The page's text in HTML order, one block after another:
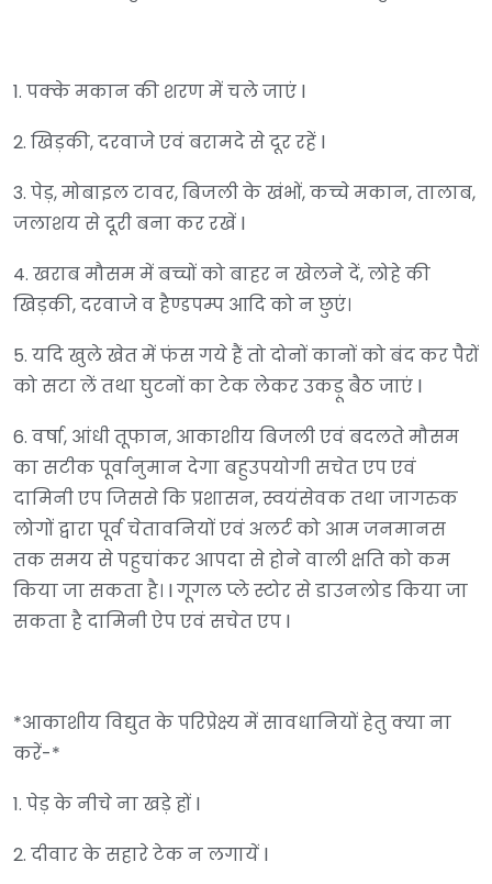
1. पक्के मकान की शरण में चले जाएं l
2. खिड़की, दरवाजे एवं बरामदे से दूर रहें l
3. पेड़, मोबाइल टावर, बिजली के खंभों, कच्चे मकान, तालाब,
जलाशय से दूरी बना कर रखें l
4. खराब मौसम में बच्चों को बाहर न खेलने दें, लोहे की
खिड़की, दरवाजे व हैण्डपम्प आदि को न छुएं।
5. यदि खुले खेत में फंस गये हैं तो दोनों कानों को बंद कर पैरों
को सटा लें तथा घुटनों का टेक लेकर उकड़ू बैठ जाएं l
6. वर्षा, आंधी तूफान, आकाशीय बिजली एवं बदलते मौसम
का सटीक पूर्वानुमान देगा बहुउपयोगी सचेत एप एवं
दामिनी एप जिससे कि प्रशासन, स्वयंसेवक तथा जागरुक
लोगों द्वारा पूर्व चेतावनियों एवं अलर्ट को आम जनमानस
तक समय से पहुचांकर आपदा से होने वाली क्षति को कम
किया जा सकता है। l गूगल प्ले स्टोर से डाउनलोड किया जा
सकता है दामिनी ऐप एवं सचेत एप l
*आकाशीय विद्युत के परिप्रेक्ष्य में सावधानियों हेतु क्या ना
करें-*
1. पेड़ के नीचे ना खड़े हों l
2. दीवार के सहारे टेक न लगायें l